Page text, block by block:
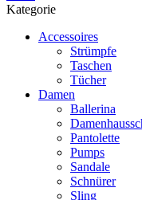
Kategorie
Accessoires
Strümpfe
Taschen
Tücher
Damen
Ballerina
Pantolette
Pumps
Sandale
Schnürer
Sling